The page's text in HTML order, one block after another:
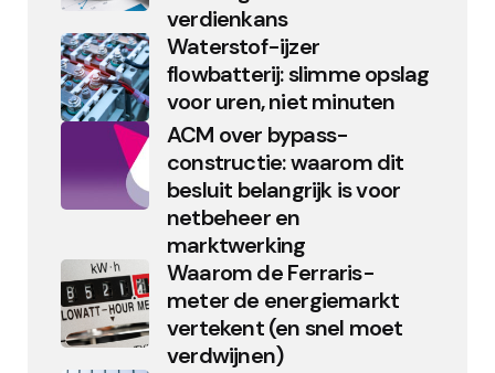
verdienkans
Waterstof-ijzer
flowbatterij: slimme opslag
voor uren, niet minuten
ACM over bypass-
constructie: waarom dit
besluit belangrijk is voor
netbeheer en
marktwerking
Waarom de Ferraris-
meter de energiemarkt
vertekent (en snel moet
verdwijnen)